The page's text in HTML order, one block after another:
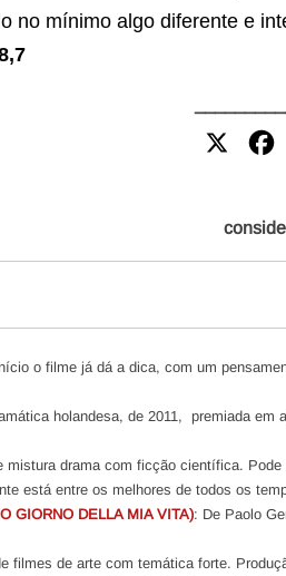
no mínimo algo diferente e
o filme já dá a dica, com um
holandesa, de 2011, premiada em
drama com ficção científica.
está entre os melhores de todos os
GIORNO DELLA MIA VITA): De Paolo
filmes de arte com temática forte.